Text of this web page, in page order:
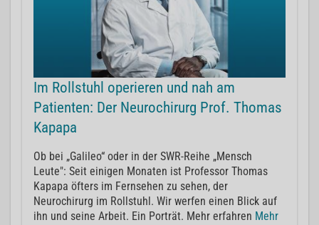
Im Rollstuhl operieren und nah am
Patienten: Der Neurochirurg Prof. Thomas
Kapapa
Ob bei „Galileo“ oder in der SWR-Reihe „Mensch
Leute": Seit einigen Monaten ist Professor Thomas
Kapapa öfters im Fernsehen zu sehen, der
Neurochirurg im Rollstuhl. Wir werfen einen Blick auf
ihn und seine Arbeit. Ein Porträt. Mehr erfahren Mehr